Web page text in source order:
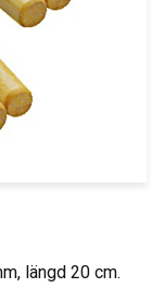
längd 20 cm.